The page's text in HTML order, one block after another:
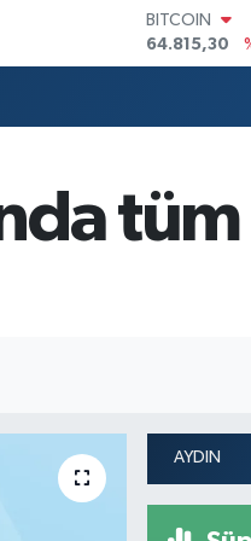
DOLAR
47,7436
EURO
6660.55
BİST100
13.779
%-